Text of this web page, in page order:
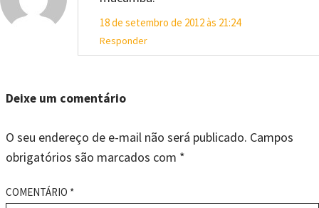
18 de setembro de 2012 às 21:24
Responder
Deixe um comentário
O seu endereço de e-mail não será publicado. Campos
obrigatórios são marcados com *
COMENTÁRIO *